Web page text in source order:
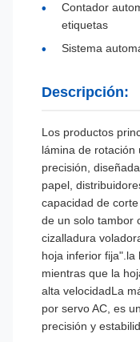
Contador
etiquetas
Sistema
Descripción:
Los productos
lámina de rotación
precisión,
papel,
capacidad de
de un solo tambor
cizalladura
hoja inferior fija".la
mientras que la
alta velocidadLa
por servo AC, es
precisión y